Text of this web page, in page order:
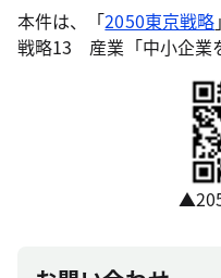
本件は、「2050東京戦略
戦略13 産業「中小企業